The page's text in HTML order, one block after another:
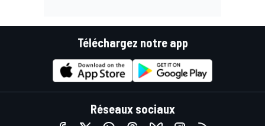
Téléchargez notre app
Réseaux sociaux